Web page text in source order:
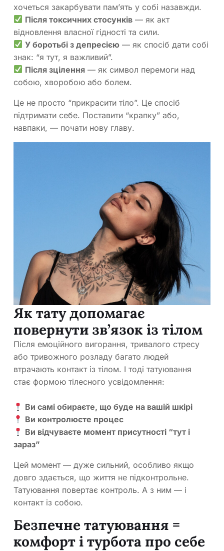
хочеться закарбувати пам’ять у собі назавжди.
Після токсичних стосунків — як акт
відновлення власної гідності та сили.
У боротьбі з депресією — як спосіб дати собі
знак: “я тут, я важливий”.
Після зцілення — як символ перемоги над
собою, хворобою або болем.
Це не просто “прикрасити тіло”. Це спосіб
підтримати себе. Поставити “крапку” або,
навпаки, — почати нову главу.
Як тату допомагає
повернути зв’язок із тілом
Після емоційного вигорання, тривалого стресу
або тривожного розладу багато людей
втрачають контакт із тілом. І тоді татуювання
стає формою тілесного усвідомлення:
Ви самі обираєте, що буде на вашій шкірі
Ви контролюєте процес
Ви відчуваєте момент присутності “тут і
зараз”
Цей момент — дуже сильний, особливо якщо
довго здається, що життя не підконтрольне.
Татуювання повертає контроль. А з ним — і
контакт із собою.
Безпечне татуювання =
комфорт і турбота про себе